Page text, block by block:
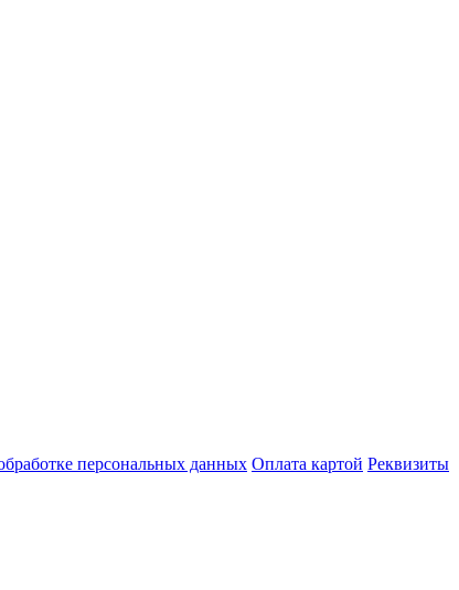
персональных данных Оплата картой Реквизиты